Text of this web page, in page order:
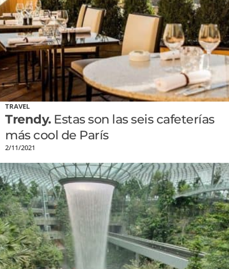
TRAVEL
Trendy.Estas son las seis cafeterías
más cool de París
2/11/2021